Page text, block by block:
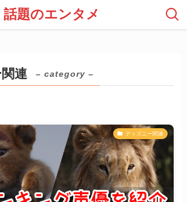
話題のエンタメ
連 – category –
ディズニー関連